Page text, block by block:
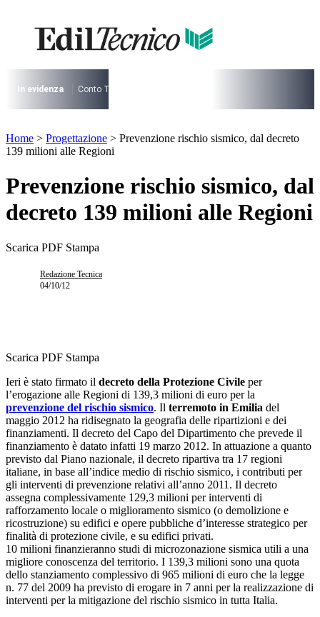
contenuto
I più cercati
Lorem ipsum dolor sit amet consectetur
Lorem ipsum dolor sit amet consectetur
In evidenza Conto Termico
I più cercati
Lorem ipsum dolor sit amet consectetur
Lorem ipsum dolor sit amet consectetur
Home > Progettazione > Prevenzione rischio sismico, dal decreto
139 milioni alle Regioni
Prevenzione rischio sismico, dal
decreto 139 milioni alle Regioni
Scarica PDF Stampa
Redazione Tecnica
04/10/12
Scarica PDF Stampa
Ieri è stato firmato il decreto della Protezione Civile per
l’erogazione alle Regioni di 139,3 milioni di euro per la
prevenzione del rischio sismico. Il terremoto in Emilia del
maggio 2012 ha ridisegnato la geografia delle ripartizioni e dei
finanziamenti. Il decreto del Capo del Dipartimento che prevede il
finanziamento è datato infatti 19 marzo 2012. In attuazione a quanto
previsto dal Piano nazionale, il decreto ripartiva tra 17 regioni
italiane, in base all’indice medio di rischio sismico, i contributi per
gli interventi di prevenzione relativi all’anno 2011. Il decreto
assegna complessivamente 129,3 milioni per interventi di
rafforzamento locale o miglioramento sismico (o demolizione e
ricostruzione) su edifici e opere pubbliche d’interesse strategico per
finalità di protezione civile, e su edifici privati.
10 milioni finanzieranno studi di microzonazione sismica utili a una
migliore conoscenza del territorio. I 139,3 milioni sono una quota
dello stanziamento complessivo di 965 milioni di euro che la legge
n. 77 del 2009 ha previsto di erogare in 7 anni per la realizzazione di
interventi per la mitigazione del rischio sismico in tutta Italia.